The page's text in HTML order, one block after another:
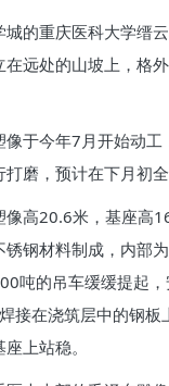
重庆医科大学缙
远处的山坡上，格
于今年7月开始动工
磨，预计在下月初全
20.6米，基座高
钢材料制成，内部
吨的吊车缓缓提起
接在浇筑层中的钢
上站稳。